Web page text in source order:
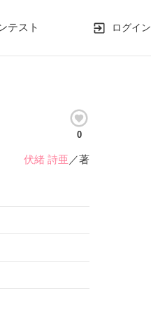
テスト ログイン
0
伏緒 詩亜 ／著